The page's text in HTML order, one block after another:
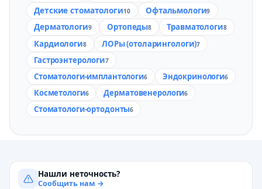
Детские стоматологи10 Офтальмологи9
Дерматологи9 Ортопеды8 Травматологи8
Кардиологи8 ЛОРы (отоларингологи)7
Гастроэнтерологи7
Стоматологи-имплантологи6 Эндокринологи6
Косметологи6 Дерматовенерологи6
Стоматологи-ортодонты6
Нашли неточность?
Сообщить нам →